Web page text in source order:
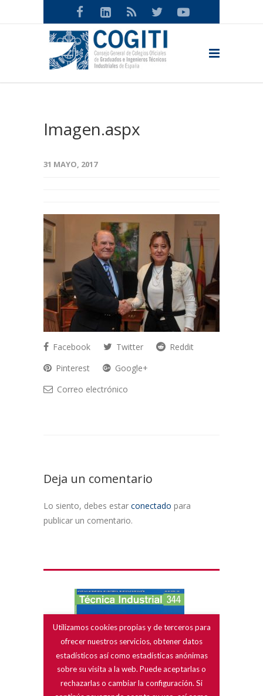
Imagen.aspx
31 MAYO, 2017
Facebook Twitter
Reddit
Pinterest
Google+
Correo electrónico
Deja un comentario
Lo siento, debes estar conectado para
publicar un comentario.